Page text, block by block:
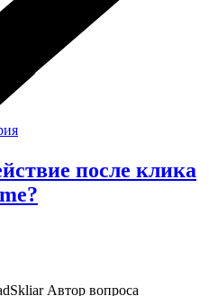
после клика
Автор вопроса